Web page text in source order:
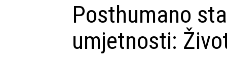
Posthumano
umjetnosti: